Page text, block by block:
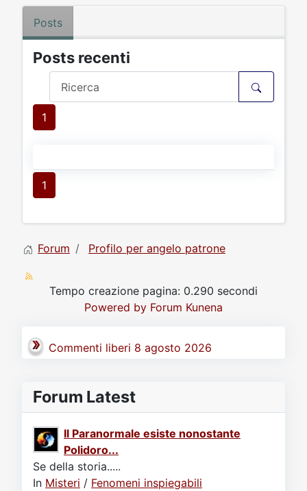
Posts
Posts recenti
1
1
Forum Profilo per angelo patrone
Tempo creazione pagina: 0.290 secondi
Powered by Forum Kunena
Commenti liberi 8 agosto 2026
Forum Latest
Il Paranormale esiste nonostante
Polidoro...
Se della storia.....
In Misteri / Fenomeni inspiegabili